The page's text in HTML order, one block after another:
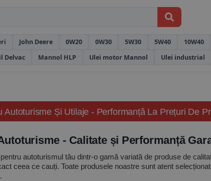
John Deere 0W20 0W30 5W30 5W40 10W40
Delvac Mannol HLP Ulei motor Mannol Ulei industrial
Autoturisme Și Utilaje - Performanță La Prețuri De
- Calitate și Performanță
autoturismul tău dintr-o gamă variată de produse de
ceea ce cauți. Toate produsele noastre sunt atent